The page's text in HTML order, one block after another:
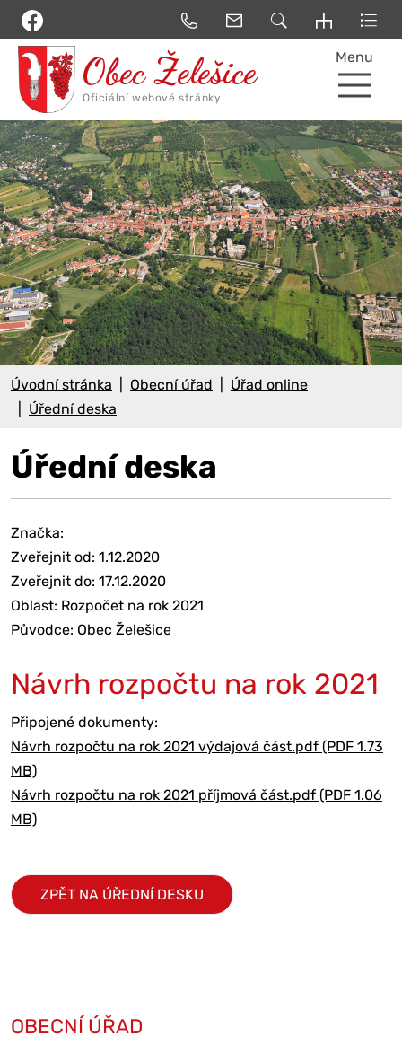
Menu
Úvodní stránka Obecní úřad
Úřad online
Úřední deska
Úřední deska
Značka:
Zveřejnit od: 1.12.2020
Zveřejnit do: 17.12.2020
Oblast: Rozpočet na rok 2021
Původce: Obec Želešice
Návrh rozpočtu na rok 2021
Připojené dokumenty:
Návrh rozpočtu na rok 2021 výdajová část.pdf (PDF 1.73
MB)
Návrh rozpočtu na rok 2021 příjmová část.pdf (PDF 1.06
MB)
ZPĚT NA ÚŘEDNÍ DESKU
OBECNÍ ÚŘAD